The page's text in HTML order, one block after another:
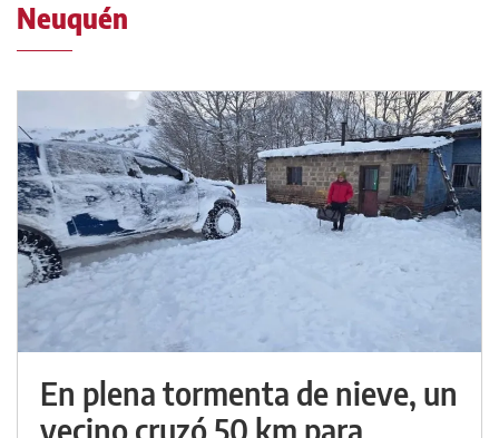
Neuquén
En plena tormenta de nieve, un
vecino cruzó 50 km para